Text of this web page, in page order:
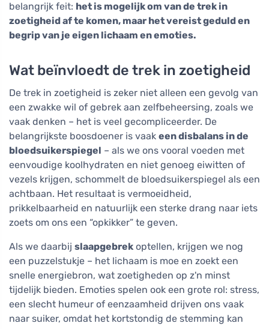
belangrijk feit: het is mogelijk om van de trek in
zoetigheid af te komen, maar het vereist geduld en
begrip van je eigen lichaam en emoties.
Wat beïnvloedt de trek in zoetigheid
De trek in zoetigheid is zeker niet alleen een gevolg van
een zwakke wil of gebrek aan zelfbeheersing, zoals we
vaak denken – het is veel gecompliceerder. De
belangrijkste boosdoener is vaak een disbalans in de
bloedsuikerspiegel – als we ons vooral voeden met
eenvoudige koolhydraten en niet genoeg eiwitten of
vezels krijgen, schommelt de bloedsuikerspiegel als een
achtbaan. Het resultaat is vermoeidheid,
prikkelbaarheid en natuurlijk een sterke drang naar iets
zoets om ons een “opkikker” te geven.
Als we daarbij slaapgebrek optellen, krijgen we nog
een puzzelstukje – het lichaam is moe en zoekt een
snelle energiebron, wat zoetigheden op z'n minst
tijdelijk bieden. Emoties spelen ook een grote rol: stress,
een slecht humeur of eenzaamheid drijven ons vaak
naar suiker, omdat het kortstondig de stemming kan